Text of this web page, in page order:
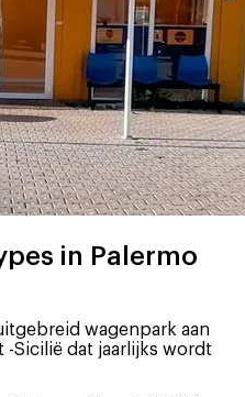
in Palermo
wagenpark aan
-Sicilië dat jaarlijks wordt